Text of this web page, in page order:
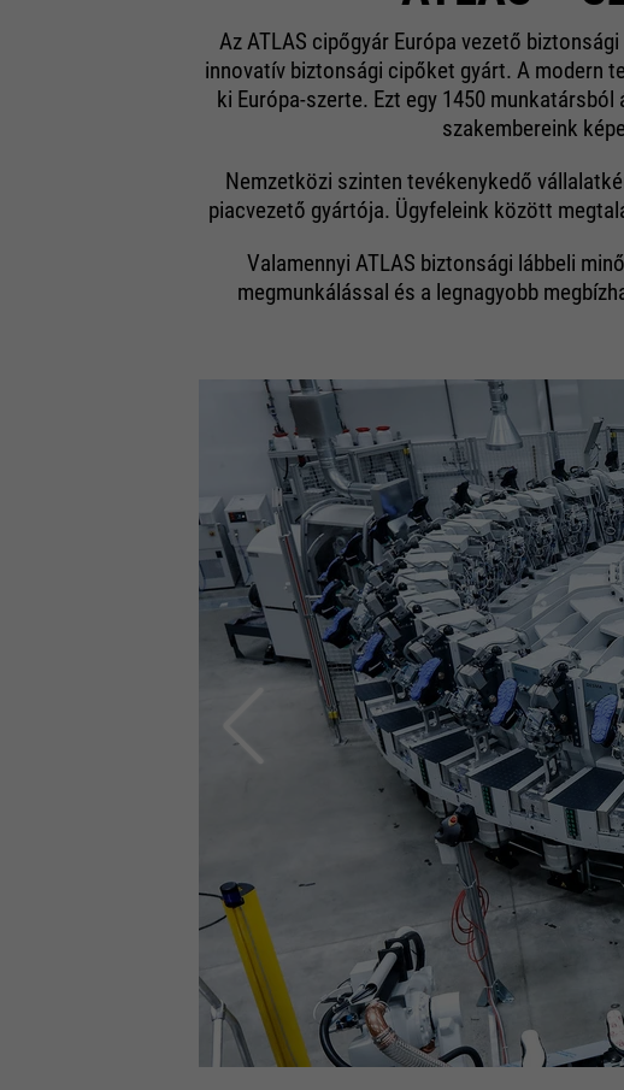
Az ATLAS cipőgyár Európa vezető
innovatív biztonsági cipőket gyárt. A modern
ki Európa-szerte. Ezt egy 1450
szakembereink
Nemzetközi szinten tevékenykedő
piacvezető gyártója. Ügyfeleink között
Valamennyi ATLAS biztonsági lábbeli
megmunkálással és a legnagyobb